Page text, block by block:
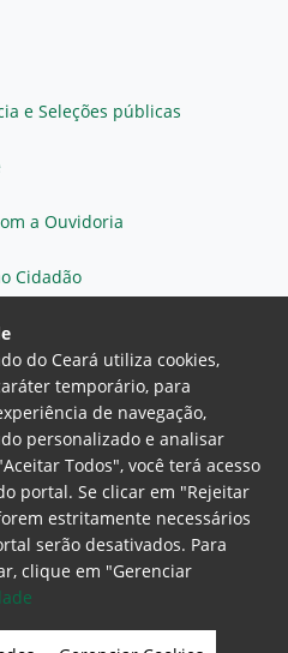
e Seleções públicas
a Ouvidoria
Cidadão
Público do Estado do Ceará
Geral de Justiça Av. Gen. Afonso
Lima, 130 - Cambeba - CEP:
- Fortaleza, Ceará. Brasil
do Ceará utiliza cookies,
temporário, para
de navegação,
personalizado e analisar
Todos", você terá acesso
portal. Se clicar em "Rejeitar
estritamente necessários
serão desativados. Para
clique em "Gerenciar